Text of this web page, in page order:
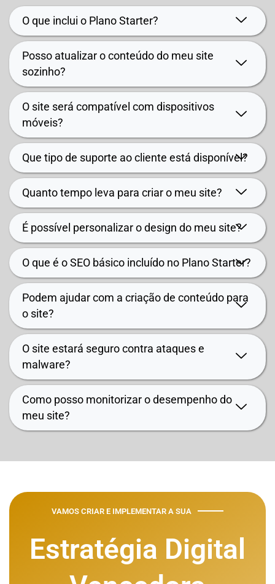
O que inclui o Plano Starter?
Posso atualizar o conteúdo do meu site
sozinho?
O site será compatível com dispositivos
móveis?
Que tipo de suporte ao cliente está disponível?
Quanto tempo leva para criar o meu site?
É possível personalizar o design do meu site?
O que é o SEO básico incluído no Plano Starter?
Podem ajudar com a criação de conteúdo para
o site?
O site estará seguro contra ataques e
malware?
Como posso monitorizar o desempenho do
meu site?
VAMOS CRIAR E IMPLEMENTAR A SUA​
Estratégia Digital